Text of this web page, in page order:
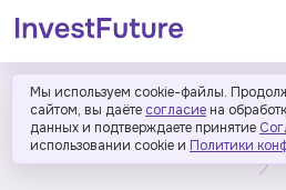
Мы используем cookie-файлы.
сайтом, вы даёте согласие на
данных и подтверждаете принятие
использовании cookie и Политики